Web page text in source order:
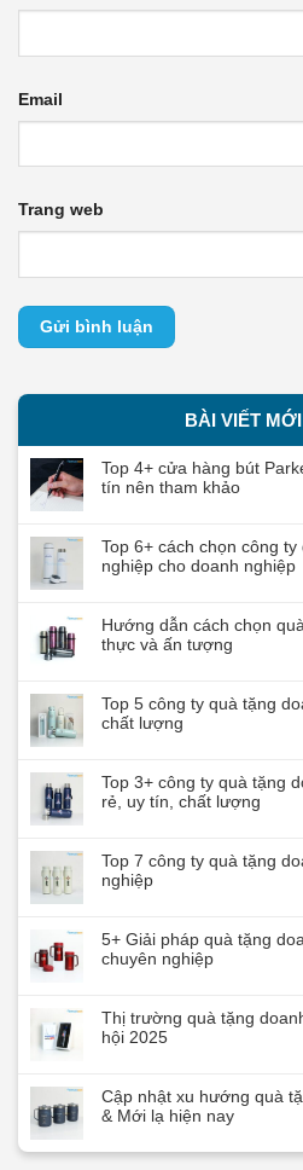
Email
Trang web
BÀI VIẾT
Top 4+ cửa hàng bút
tín nên tham khảo
Top 6+ cách chọn công
nghiệp cho doanh nghiệp
Hướng dẫn cách chọn
thực và ấn tượng
Top 5 công ty quà tặng
chất lượng
Top 3+ công ty quà tặng
rẻ, uy tín, chất lượng
Top 7 công ty quà tặng
nghiệp
5+ Giải pháp quà tặng
chuyên nghiệp
Thị trường quà tặng
hội 2025
Cập nhật xu hướng quà
& Mới lạ hiện nay